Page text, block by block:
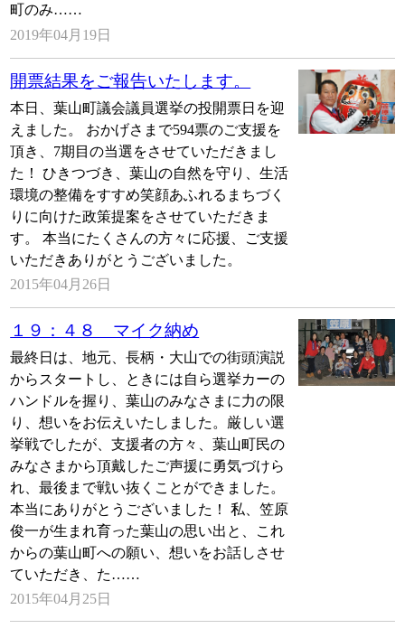
町のみ……
2019年04月19日
開票結果をご報告いたします。
本日、葉山町議会議員選挙の投開票日を迎
えました。 おかげさまで594票のご支援を
頂き、7期目の当選をさせていただきまし
た！ ひきつづき、葉山の自然を守り、生活
環境の整備をすすめ笑顔あふれるまちづく
りに向けた政策提案をさせていただきま
す。 本当にたくさんの方々に応援、ご支援
いただきありがとうございました。
2015年04月26日
１９：４８ マイク納め
最終日は、地元、長柄・大山での街頭演説
からスタートし、ときには自ら選挙カーの
ハンドルを握り、葉山のみなさまに力の限
り、想いをお伝えいたしました。厳しい選
挙戦でしたが、支援者の方々、葉山町民の
みなさまから頂戴したご声援に勇気づけら
れ、最後まで戦い抜くことができました。
本当にありがとうございました！ 私、笠原
俊一が生まれ育った葉山の思い出と、これ
からの葉山町への願い、想いをお話しさせ
ていただき、た……
2015年04月25日